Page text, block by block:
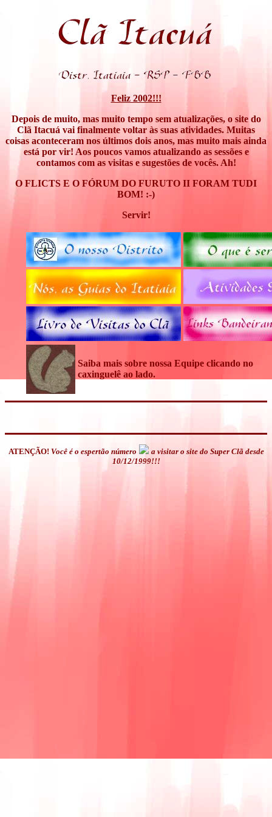
Feliz 2002!!!
Depois de muito, mas muito tempo sem atualizações, o site do
Clã Itacuá vai finalmente voltar às suas atividades. Muitas
coisas aconteceram nos últimos dois anos, mas muito mais ainda
está por vir! Aos poucos vamos atualizando as sessões e
contamos com as visitas e sugestões de vocês. Ah!
O FLICTS E O FÓRUM DO FURUTO II FORAM TUDI
BOM! :-)
Servir!
Saiba mais sobre nossa Equipe clicando no
caxinguelê ao lado.
ATENÇÃO! Você é o espertão número
a visitar o site do Super Clã desde
10/12/1999!!!